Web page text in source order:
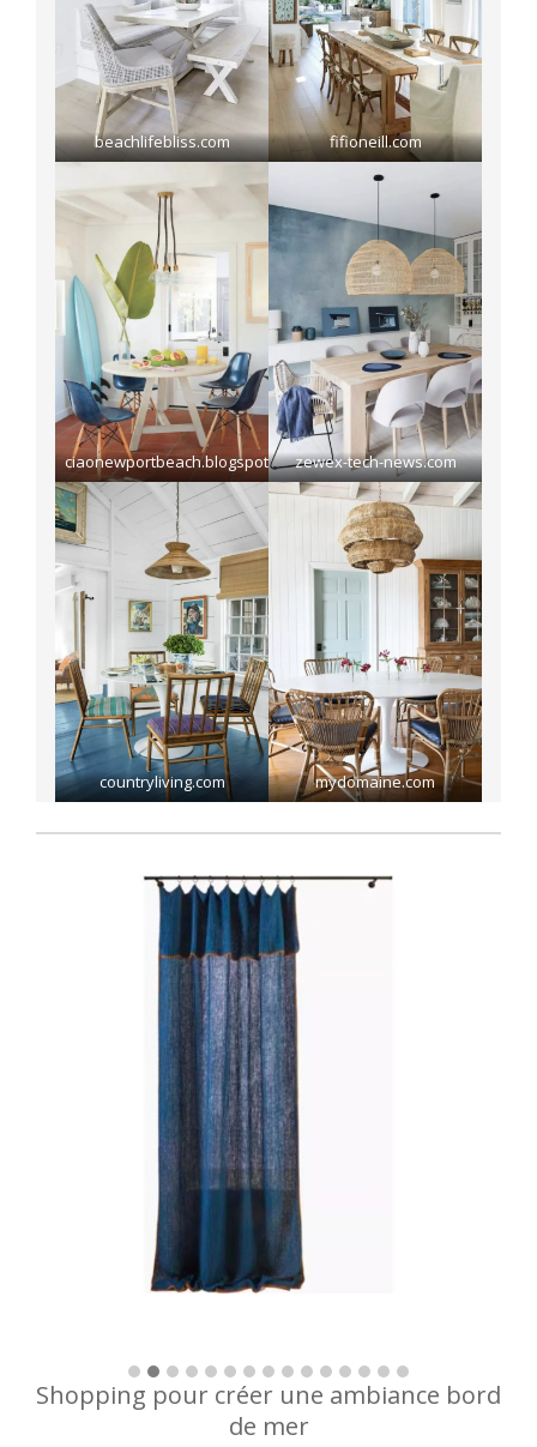
beachlifebliss.com fifioneill.com
ciaonewportbeach.blogspot.comzewex-tech-news.com
countryliving.com mydomaine.com
Shopping pour créer une ambiance bord
de mer